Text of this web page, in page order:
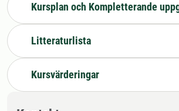
Kursplan och Kompletterande
Litteraturlista
Kursvärderingar